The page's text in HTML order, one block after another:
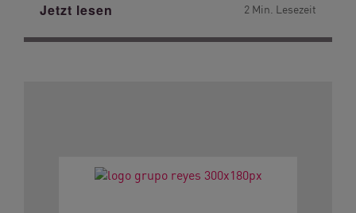
Jetzt lesen 2 Min. Lesezeit